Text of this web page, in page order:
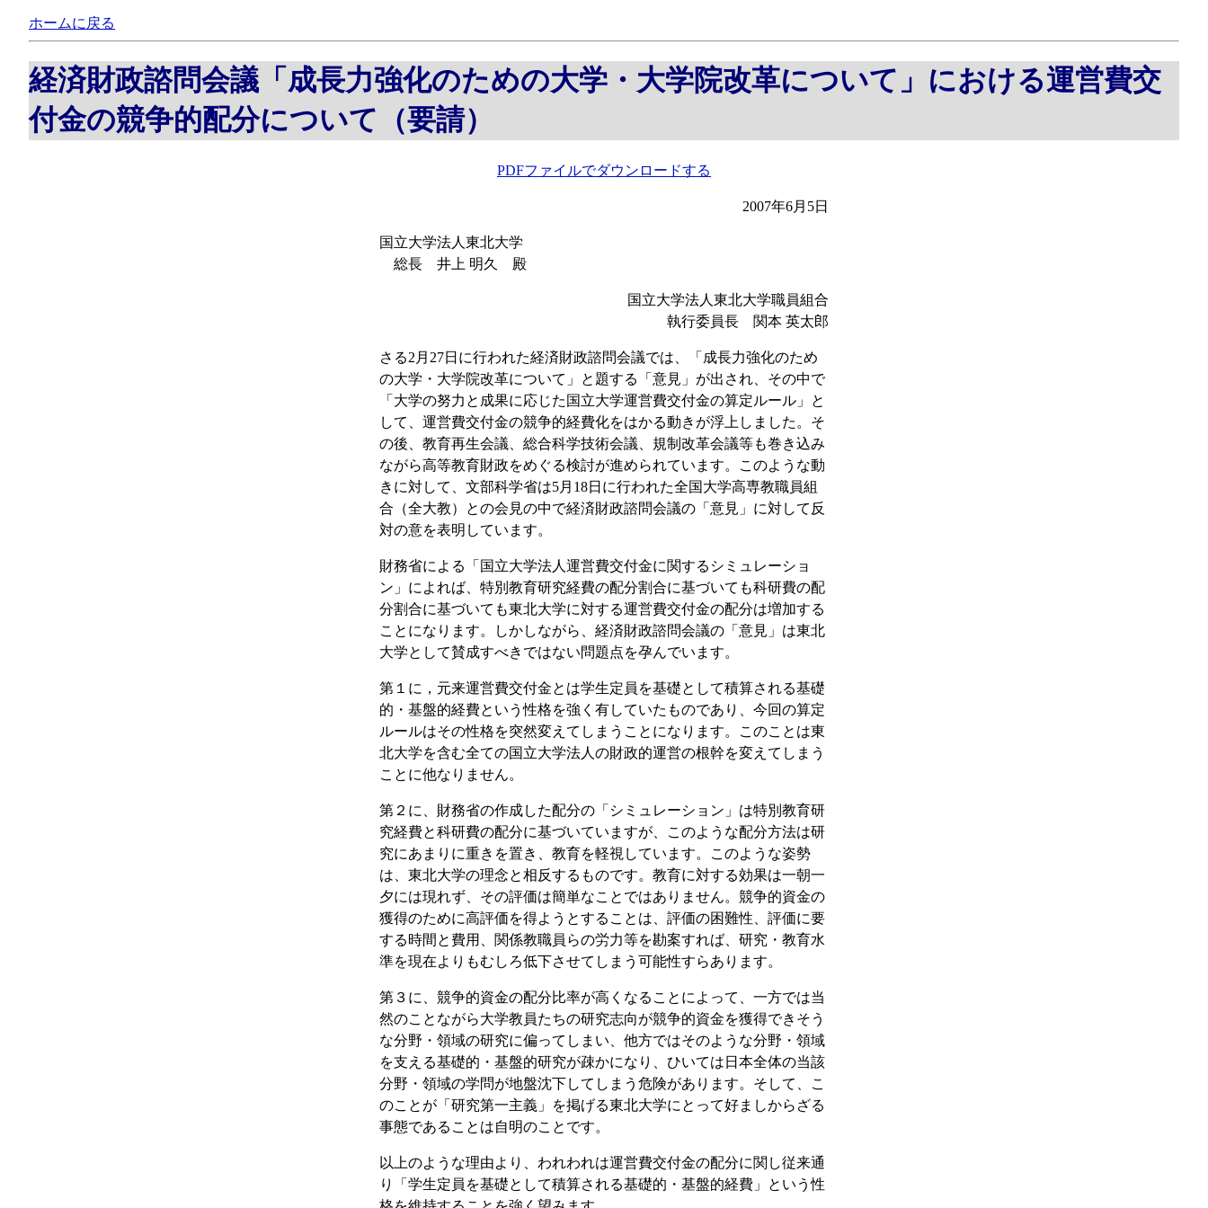
ホームに戻る
経済財政諮問会議「成長力強化のための大学・大学院改革について」における運営費交
付金の競争的配分について（要請）
PDFファイルでダウンロードする
2007年6月5日
国立大学法人東北大学
総長 井上 明久 殿
国立大学法人東北大学職員組合
執行委員長 関本 英太郎
さる2月27日に行われた経済財政諮問会議では、「成長力強化のため
の大学・大学院改革について」と題する「意見」が出され、その中で
「大学の努力と成果に応じた国立大学運営費交付金の算定ルール」と
して、運営費交付金の競争的経費化をはかる動きが浮上しました。そ
の後、教育再生会議、総合科学技術会議、規制改革会議等も巻き込み
ながら高等教育財政をめぐる検討が進められています。このような動
きに対して、文部科学省は5月18日に行われた全国大学高専教職員組
合（全大教）との会見の中で経済財政諮問会議の「意見」に対して反
対の意を表明しています。
財務省による「国立大学法人運営費交付金に関するシミュレーショ
ン」によれば、特別教育研究経費の配分割合に基づいても科研費の配
分割合に基づいても東北大学に対する運営費交付金の配分は増加する
ことになります。しかしながら、経済財政諮問会議の「意見」は東北
大学として賛成すべきではない問題点を孕んでいます。
第１に，元来運営費交付金とは学生定員を基礎として積算される基礎
的・基盤的経費という性格を強く有していたものであり、今回の算定
ルールはその性格を突然変えてしまうことになります。このことは東
北大学を含む全ての国立大学法人の財政的運営の根幹を変えてしまう
ことに他なりません。
第２に、財務省の作成した配分の「シミュレーション」は特別教育研
究経費と科研費の配分に基づいていますが、このような配分方法は研
究にあまりに重きを置き、教育を軽視しています。このような姿勢
は、東北大学の理念と相反するものです。教育に対する効果は一朝一
夕には現れず、その評価は簡単なことではありません。競争的資金の
獲得のために高評価を得ようとすることは、評価の困難性、評価に要
する時間と費用、関係教職員らの労力等を勘案すれば、研究・教育水
準を現在よりもむしろ低下させてしまう可能性すらあります。
第３に、競争的資金の配分比率が高くなることによって、一方では当
然のことながら大学教員たちの研究志向が競争的資金を獲得できそう
な分野・領域の研究に偏ってしまい、他方ではそのような分野・領域
を支える基礎的・基盤的研究が疎かになり、ひいては日本全体の当該
分野・領域の学問が地盤沈下してしまう危険があります。そして、こ
のことが「研究第一主義」を掲げる東北大学にとって好ましからざる
事態であることは自明のことです。
以上のような理由より、われわれは運営費交付金の配分に関し従来通
り「学生定員を基礎として積算される基礎的・基盤的経費」という性